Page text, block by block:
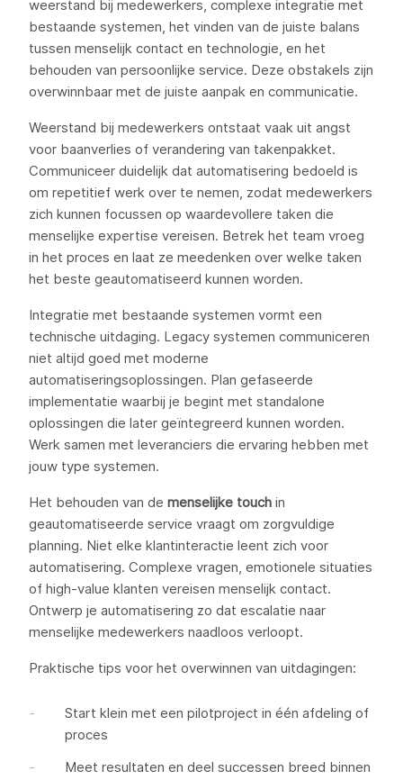
weerstand bij medewerkers, complexe integratie met
bestaande systemen, het vinden van de juiste balans
tussen menselijk contact en technologie, en het
behouden van persoonlijke service. Deze obstakels zijn
overwinnbaar met de juiste aanpak en communicatie.
Weerstand bij medewerkers ontstaat vaak uit angst
voor baanverlies of verandering van takenpakket.
Communiceer duidelijk dat automatisering bedoeld is
om repetitief werk over te nemen, zodat medewerkers
zich kunnen focussen op waardevollere taken die
menselijke expertise vereisen. Betrek het team vroeg
in het proces en laat ze meedenken over welke taken
het beste geautomatiseerd kunnen worden.
Integratie met bestaande systemen vormt een
technische uitdaging. Legacy systemen communiceren
niet altijd goed met moderne
automatiseringsoplossingen. Plan gefaseerde
implementatie waarbij je begint met standalone
oplossingen die later geïntegreerd kunnen worden.
Werk samen met leveranciers die ervaring hebben met
jouw type systemen.
Het behouden van de menselijke touch in
geautomatiseerde service vraagt om zorgvuldige
planning. Niet elke klantinteractie leent zich voor
automatisering. Complexe vragen, emotionele situaties
of high-value klanten vereisen menselijk contact.
Ontwerp je automatisering zo dat escalatie naar
menselijke medewerkers naadloos verloopt.
Praktische tips voor het overwinnen van uitdagingen:
Start klein met een pilotproject in één afdeling of
proces
Meet resultaten en deel successen breed binnen